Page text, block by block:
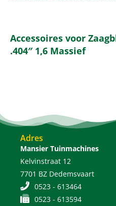
Accessoires voor
.404″ 1,6 Massief
Adres
Mansier Tuinmachines
Kelvinstraat 12
7701 BZ Dedemsvaart
0523 - 613464
0523 - 613594